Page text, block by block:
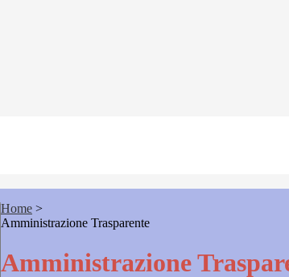
Home >
Amministrazione Trasparente
Amministrazione